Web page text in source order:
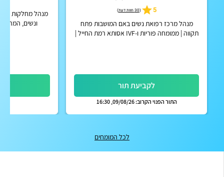
5
(30 חוות דעת )
מנהל מרכז רפואת נשים באם המושבות פתח
תקווה | ממומחה פוריות ו-IVF אסותא רמת החייל |
לקביעת תור
התור הפנוי הקרוב: 09/08/26, 16:30
מנהל מחלקות
ונשים, המרכז
לכל המומחים